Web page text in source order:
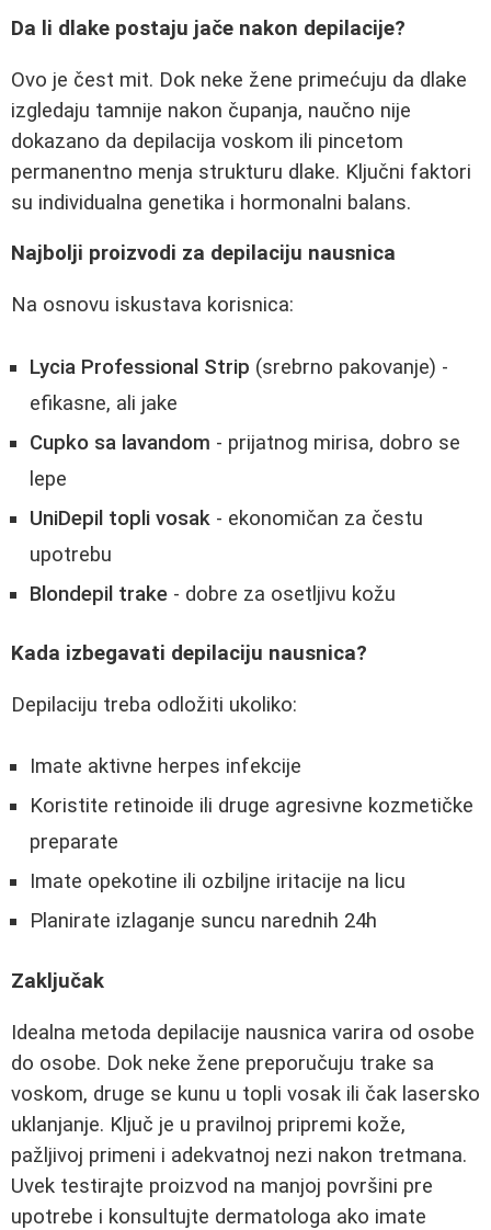
Da li dlake postaju jače nakon depilacije?
Ovo je čest mit. Dok neke žene primećuju da dlake
izgledaju tamnije nakon čupanja, naučno nije
dokazano da depilacija voskom ili pincetom
permanentno menja strukturu dlake. Ključni faktori
su individualna genetika i hormonalni balans.
Najbolji proizvodi za depilaciju nausnica
Na osnovu iskustava korisnica:
Lycia Professional Strip (srebrno pakovanje) -
efikasne, ali jake
Cupko sa lavandom - prijatnog mirisa, dobro se
lepe
UniDepil topli vosak - ekonomičan za čestu
upotrebu
Blondepil trake - dobre za osetljivu kožu
Kada izbegavati depilaciju nausnica?
Depilaciju treba odložiti ukoliko:
Imate aktivne herpes infekcije
Koristite retinoide ili druge agresivne kozmetičke
preparate
Imate opekotine ili ozbiljne iritacije na licu
Planirate izlaganje suncu narednih 24h
Zaključak
Idealna metoda depilacije nausnica varira od osobe
do osobe. Dok neke žene preporučuju trake sa
voskom, druge se kunu u topli vosak ili čak lasersko
uklanjanje. Ključ je u pravilnoj pripremi kože,
pažljivoj primeni i adekvatnoj nezi nakon tretmana.
Uvek testirajte proizvod na manjoj površini pre
upotrebe i konsultujte dermatologa ako imate